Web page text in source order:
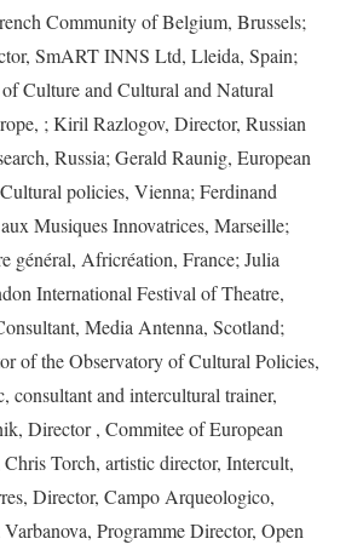
Community of Belgium, Brussels;
SmART INNS Ltd, Lleida, Spain;
Culture and Cultural and Natural
; Kiril Razlogov, Director, Russian
Russia; Gerald Raunig, European
policies, Vienna; Ferdinand
Musiques Innovatrices, Marseille;
général, Africréation, France; Julia
International Festival of Theatre,
Media Antenna, Scotland;
of the Observatory of Cultural Policies,
consultant and intercultural trainer,
Director , Commitee of European
Torch, artistic director, Intercult,
Director, Campo Arqueologico,
Programme Director, Open